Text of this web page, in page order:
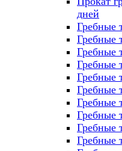
дней
Гребные
Гребные
Гребные
Гребные
Гребные
Гребные
Гребные
Гребные
Гребные
Гребные